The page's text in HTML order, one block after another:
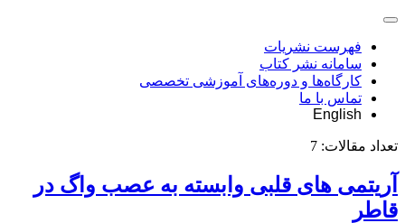
فهرست نشریات
سامانه نشر کتاب
کارگاه‌ها و دوره‌های آموزشی تخصصی
تماس با ما
English
تعداد مقالات: 7
آریتمی های قلبی وابسته به عصب واگ در
قاطر